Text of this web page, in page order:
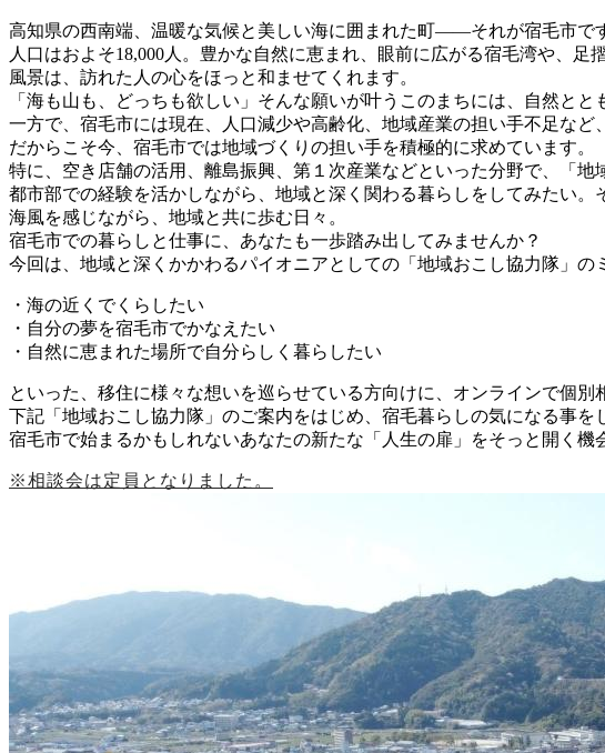
高知県の西南端、温暖な気候と美しい海に囲まれた町――それが宿毛市で
人口はおよそ18,000人。豊かな自然に恵まれ、眼前に広がる宿毛湾や、
風景は、訪れた人の心をほっと和ませてくれます。
「海も山も、どっちも欲しい」そんな願いが叶うこのまちには、自然とと
一方で、宿毛市には現在、人口減少や高齢化、地域産業の担い手不足など
だからこそ今、宿毛市では地域づくりの担い手を積極的に求めています。
特に、空き店舗の活用、離島振興、第１次産業などといった分野で、「
都市部での経験を活かしながら、地域と深く関わる暮らしをしてみたい
海風を感じながら、地域と共に歩む日々。
宿毛市での暮らしと仕事に、あなたも一歩踏み出してみませんか？
今回は、地域と深くかかわるパイオニアとしての「地域おこし協力隊」の
・海の近くでくらしたい
・自分の夢を宿毛市でかなえたい
・自然に恵まれた場所で自分らしく暮らしたい
といった、移住に様々な想いを巡らせている方向けに、オンラインで個別
下記「地域おこし協力隊」のご案内をはじめ、宿毛暮らしの気になる事を
宿毛市で始まるかもしれないあなたの新たな「人生の扉」をそっと開く機
※相談会は定員となりました。